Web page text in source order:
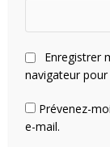
Enregistrer
navigateur
Prévenez-
e-mail.